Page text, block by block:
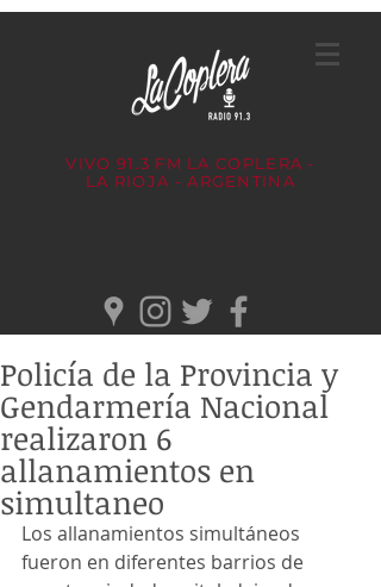
VIVO 91.3 FM LA COPLERA -
LA RIOJA - ARGENTINA
Policía de la Provincia y
Gendarmería Nacional
realizaron 6
allanamientos en
simultaneo
Los allanamientos simultáneos
fueron en diferentes barrios de